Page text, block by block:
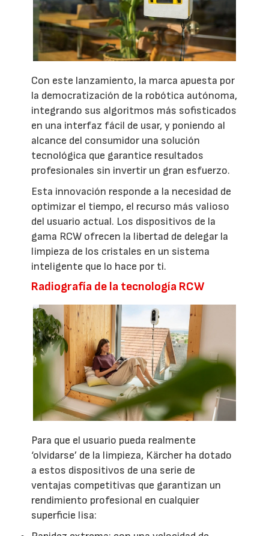
Con este lanzamiento, la marca apuesta por
la democratización de la robótica autónoma,
integrando sus algoritmos más sofisticados
en una interfaz fácil de usar, y poniendo al
alcance del consumidor una solución
tecnológica que garantice resultados
profesionales sin invertir un gran esfuerzo.
Esta innovación responde a la necesidad de
optimizar el tiempo, el recurso más valioso
del usuario actual. Los dispositivos de la
gama RCW ofrecen la libertad de delegar la
limpieza de los cristales en un sistema
inteligente que lo hace por ti.
Radiografía de la tecnología RCW
Para que el usuario pueda realmente
‘olvidarse’ de la limpieza, Kärcher ha dotado
a estos dispositivos de una serie de
ventajas competitivas que garantizan un
rendimiento profesional en cualquier
superficie lisa: